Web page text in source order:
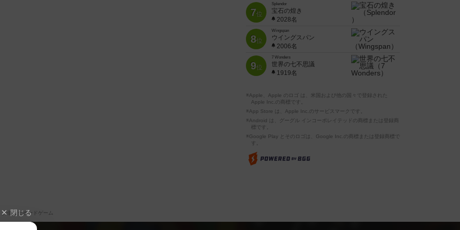
7位
Splendor
宝石の煌き
2028名
8位
Wingspan
ウイングスパン
2006名
9位
7 Wonders
世界の七不思議
1919名
※Apple、Apple のロゴ は、米国および他の国々で登録された
Apple Inc.の商標です。
※App Store は、Apple Inc.のサービスマークです。
※Android は、グーグル インコーポレイテッドの商標または登録商
標です。
※Google Play とそのロゴは、Google Inc.の商標または登録商標で
す。
評価したボードゲーム
閉じる